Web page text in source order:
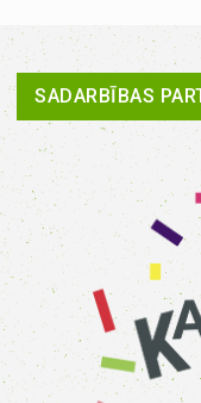
SADARBĪBAS